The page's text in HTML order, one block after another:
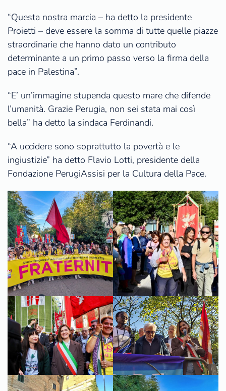
“Questa nostra marcia – ha detto la presidente
Proietti – deve essere la somma di tutte quelle piazze
straordinarie che hanno dato un contributo
determinante a un primo passo verso la firma della
pace in Palestina”.
“E’ un’immagine stupenda questo mare che difende
l’umanità. Grazie Perugia, non sei stata mai così
bella” ha detto la sindaca Ferdinandi.
“A uccidere sono soprattutto la povertà e le
ingiustizie” ha detto Flavio Lotti, presidente della
Fondazione PerugiAssisi per la Cultura della Pace.